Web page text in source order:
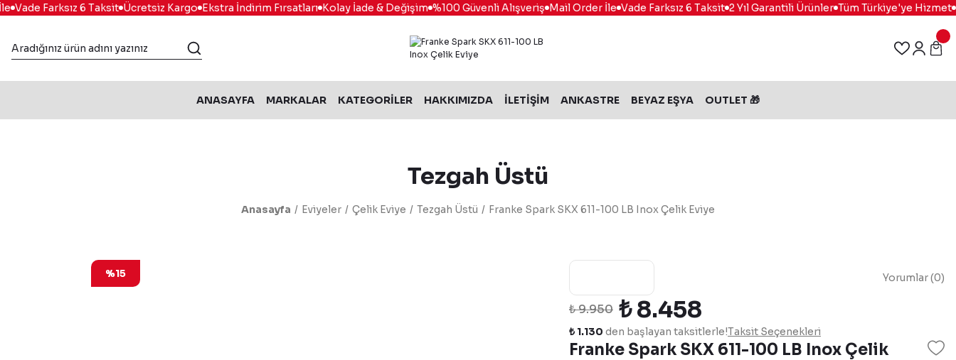
Vade Farksız 6 Taksit Ücretsiz Kargo Ekstra İndirim Fırsatları Kolay İade & Değişim %100 Güvenli Alışveriş Mail Order İle Vade Farksız 6 Taksit 2 Yıl Garantili Ürünler Tüm Türkiye'ye Hizmet
ANASAYFA MARKALAR KATEGORİLER HAKKIMIZDA İLETİŞİM ANKASTRE BEYAZ EŞYA OUTLET 🎁
Tezgah Üstü
Anasayfa Eviyeler Çelik Eviye Tezgah Üstü Franke Spark SKX 611-100 LB Inox Çelik Eviye
%15 Yorumlar (0)
Franke Spark SKX 611-100 LB Inox Çelik
₺ 9.950 ₺ 8.458
₺ 1.130 den başlayan taksitlerle!Taksit Seçenekleri